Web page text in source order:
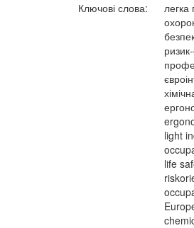
Ключові слова:
легка
light
life